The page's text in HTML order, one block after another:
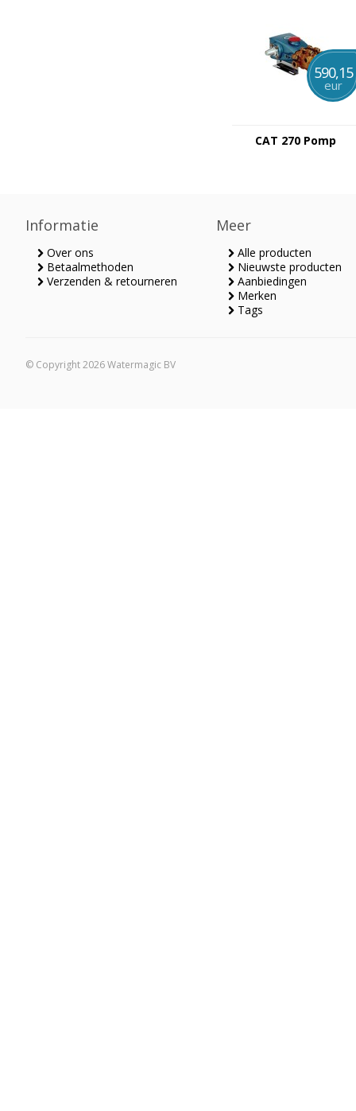
590,15
eur
CAT 270 Pomp
Informatie
Over ons
Betaalmethoden
Verzenden & retourneren
Meer
Alle producten
Nieuwste producten
Aanbiedingen
Merken
Tags
© Copyright 2026 Watermagic BV